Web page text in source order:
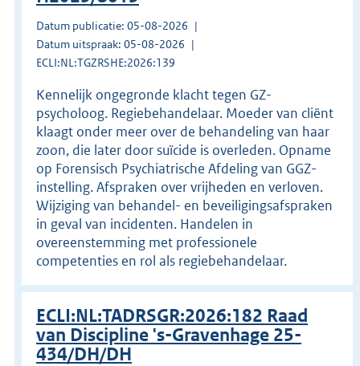
Datum publicatie: 05-08-2026
Datum uitspraak: 05-08-2026
ECLI:NL:TGZRSHE:2026:139
Kennelijk ongegronde klacht tegen GZ-
psycholoog. Regiebehandelaar. Moeder van cliënt
klaagt onder meer over de behandeling van haar
zoon, die later door suïcide is overleden. Opname
op Forensisch Psychiatrische Afdeling van GGZ-
instelling. Afspraken over vrijheden en verloven.
Wijziging van behandel- en beveiligingsafspraken
in geval van incidenten. Handelen in
overeenstemming met professionele
competenties en rol als regiebehandelaar.
ECLI:NL:TADRSGR:2026:182 Raad
van Discipline 's-Gravenhage 25-
434/DH/DH